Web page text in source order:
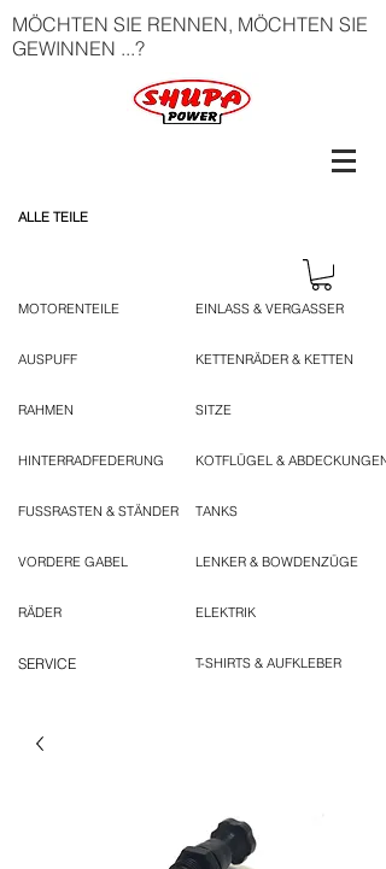
MÖCHTEN SIE RENNEN, MÖCHTEN SIE
GEWINNEN ...?
ALLE TEILE
MOTORENTEILE
AUSPUFF
RAHMEN
HINTERRADFEDERUNG
FUSSRASTEN & STÄNDER
VORDERE GABEL
RÄDER
SERVICE
EINLASS & VERGASSER
KETTENRÄDER & KETTEN
SITZE
KOTFLÜGEL & ABDECKUNGEN
TANKS
LENKER & BOWDENZÜGE
ELEKTRIK
T-SHIRTS & AUFKLEBER